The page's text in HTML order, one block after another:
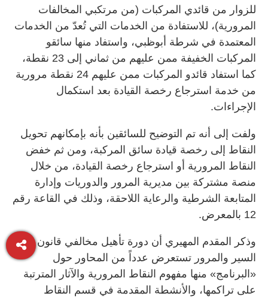
للزوار من قائدي المركبات (من مرتكبي المخالفات
المرورية)، للاستفادة من الخدمات التي تُعدّ من الخدمات
المعتمدة في شرطة أبوظبي، واستفاد منها سائقو
المركبات الخفيفة ممن عليهم من ثماني إلى 23 نقطة،
كما استفاد قائدو المركبات ممن عليهم 24 نقطة مرورية
من خدمة استرجاع رخصة القيادة بعد استكمال
الإجراءات.
ولفت إلى أنه تم التوضيح للسائقين بأنه بإمكانهم تحويل
النقاط إلى رخصة قيادة سائق المركبة، ومن ثم خفض
النقاط المرورية أو استرجاع رخصة القيادة، من خلال
منصة مشتركة بين مديرية المرور والدوريات وإدارة
المتابعة الشرطية والرعاية اللاحقة، وذلك في القاعة رقم
12 بالمعرض.
وذكر المقدم المهيري أن دورة تأهيل مخالفي قانون
السير والمرور تستعرض عدداً من المحاور حول
«البرنامج» منها مفهوم النقاط المرورية والآثار المترتبة
على تراكمها، والأنشطة المقدمة في قسم النقاط